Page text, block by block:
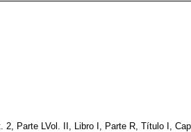
Parte LVol. II, Libro I, Parte R, Título I,